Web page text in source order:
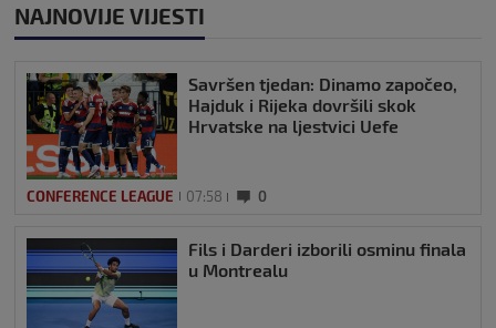
NAJNOVIJE VIJESTI
Savršen tjedan: Dinamo započeo,
Hajduk i Rijeka dovršili skok
Hrvatske na ljestvici Uefe
CONFERENCE LEAGUE 07:58 0
Fils i Darderi izborili osminu finala
u Montrealu